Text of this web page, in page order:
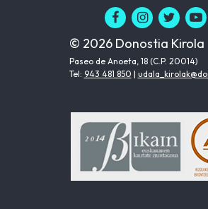
© 2026 Donostia Kirola
Paseo de Anoeta, 18 (C.P. 20014)
Tel: 943 481 850 |